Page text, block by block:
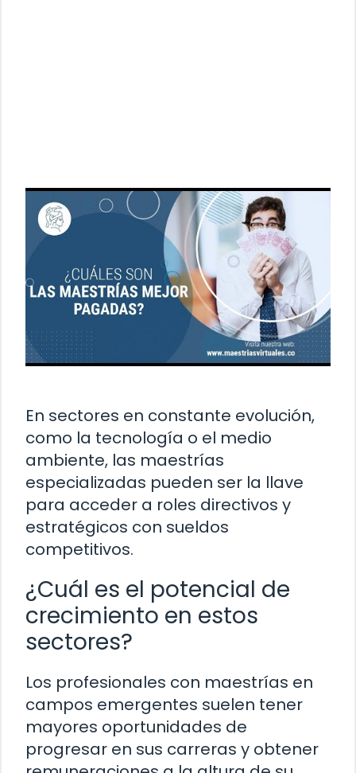
En sectores en constante evolución,
como la tecnología o el medio
ambiente, las maestrías
especializadas pueden ser la llave
para acceder a roles directivos y
estratégicos con sueldos
competitivos.
¿Cuál es el potencial de
crecimiento en estos
sectores?
Los profesionales con maestrías en
campos emergentes suelen tener
mayores oportunidades de
progresar en sus carreras y obtener